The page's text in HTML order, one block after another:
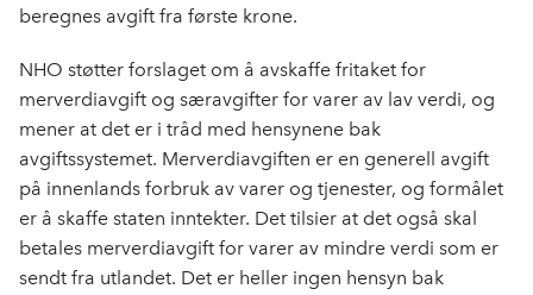
beregnes avgift fra første krone.
NHO støtter forslaget om å avskaffe fritaket for
merverdiavgift og særavgifter for varer av lav verdi, og
mener at det er i tråd med hensynene bak
avgiftssystemet. Merverdiavgiften er en generell avgift
på innenlands forbruk av varer og tjenester, og formålet
er å skaffe staten inntekter. Det tilsier at det også skal
betales merverdiavgift for varer av mindre verdi som er
sendt fra utlandet. Det er heller ingen hensyn bak